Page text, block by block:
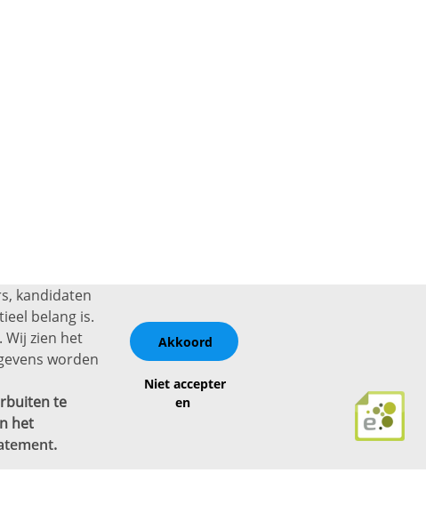
kandidaten
belang is.
Wij zien het
worden
te
het
.
Akkoord
Niet accepter
en